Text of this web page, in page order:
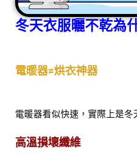
冬天衣服曬不乾為
電暖器≠烘衣神器
電暖器看似快速，實際上是冬
高溫損壞纖維